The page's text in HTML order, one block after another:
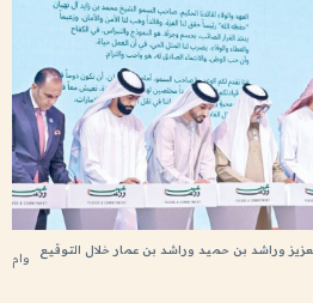
وام
وراشد بن حميد وراشد بن عمار خلال التوقيع